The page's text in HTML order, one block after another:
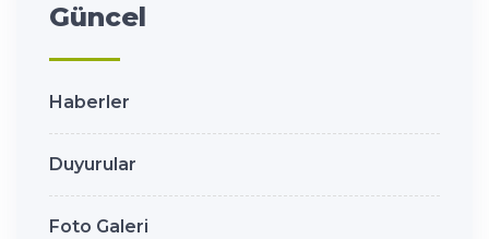
Güncel
Haberler
Duyurular
Foto Galeri